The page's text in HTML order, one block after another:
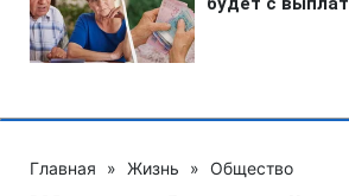
Главная » Жизнь » Общество